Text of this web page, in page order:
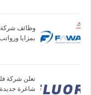
وظائف شركة
بمزايا
تعلن شركة
شاغرة